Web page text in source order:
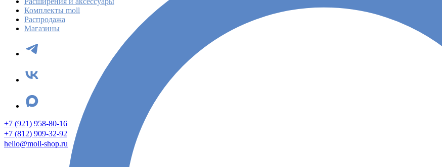
Комплекты moll
Распродажа
Магазины
+7 (921) 958-80-16
+7 (812) 909-32-92
hello@moll-shop.ru